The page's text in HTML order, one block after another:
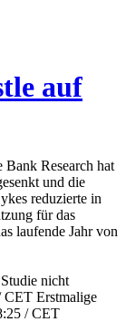
auf
Research hat
und die
reduzierte in
für das
laufende Jahr von
nicht
CET Erstmalige
/ CET